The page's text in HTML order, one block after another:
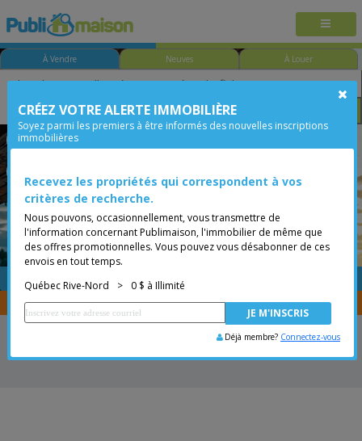
À Vendre Neuves À Louer
Chambre Prix
Québec - Montcalm
Placer une annonce
Vous êtes courtier, transférer vos propriétés avecCENTRIS
CRÉEZ VOTRE ALERTE IMMOBILIÈRE
Soyez parmi les premiers à être informés des nouvelles inscriptions
immobilières
Recevez les propriétés qui correspondent à vos
critères de recherche.
Nous pouvons, occasionnellement, vous transmettre de
l'information concernant Publimaison, l'immobilier de même que
des offres promotionnelles. Vous pouvez vous désabonner de ces
envois en tout temps.
Québec Rive-Nord
> 0 $ à Illimité
Déjà membre? Connectez-vous